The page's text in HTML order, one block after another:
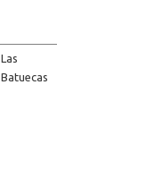
Las
Batuecas